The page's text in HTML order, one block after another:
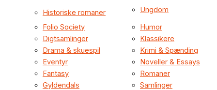
Historiske romaner
Ungdom
Folio Society
Digtsamlinger
Drama & skuespil
Eventyr
Fantasy
Gyldendals
Humor
Klassikere
Krimi & Spænding
Noveller & Essays
Romaner
Samlinger